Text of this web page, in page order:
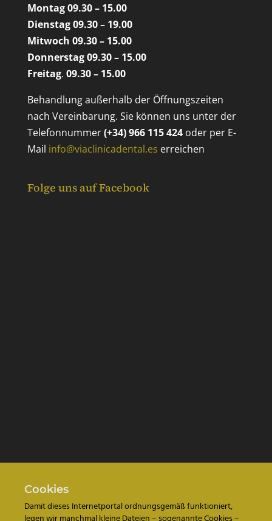
Montag 09.30 – 15.00
Dienstag 09.30 – 19.00
Mitwoch 09.30 – 15.00
Donnerstag 09.30 – 15.00
Freitag. 09.30 – 15.00
Behandlung außerhalb der Öffnungszeiten
nach Vereinbarung. Sie können uns unter der
Telefonnummer(+34) 966 115 424oder per E-
Mail info@viaclinicadental.es erreichen
Folge uns auf Facebook
Cookies
Damit dieses Internetportal ordnungsgemäß funktioniert,